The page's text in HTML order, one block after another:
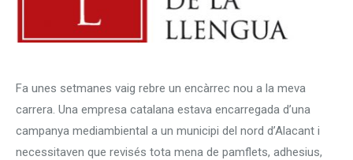
Fa unes setmanes vaig rebre un encàrrec nou a la meva
carrera. Una empresa catalana estava encarregada d’una
campanya mediambiental a un municipi del nord d’Alacant i
necessitaven que revisés tota mena de pamflets, adhesius,